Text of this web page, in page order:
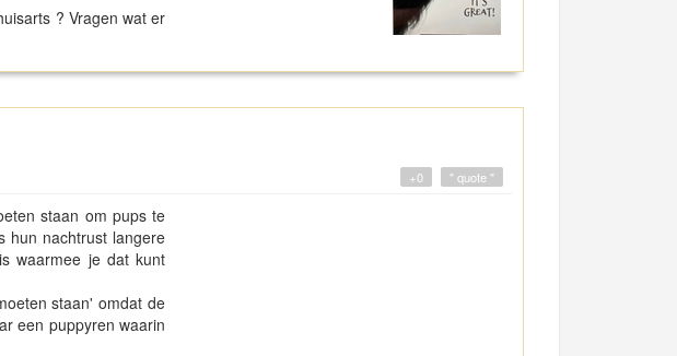
? Vragen wat er
" quote "
+0
staan om pups te
hun nachtrust langere
waarmee je dat kunt
staan' omdat de
een puppyren waarin